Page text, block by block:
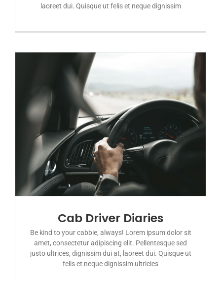
laoreet dui. Quisque ut felis et neque dignissim
Cab Driver Diaries
Be kind to your cabbie, always! Lorem ipsum dolor sit
amet, consectetur adipiscing elit. Pellentesque sed
justo ultrices, dignissim dui at, laoreet dui. Quisque ut
felis et neque dignissim ultricies